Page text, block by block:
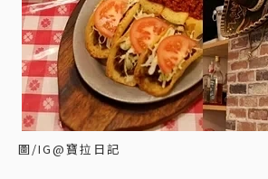
圖/IG@寶拉日記